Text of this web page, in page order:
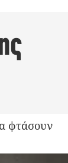
φτάσουν